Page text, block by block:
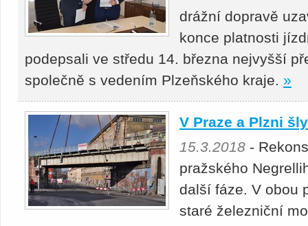
drážní dopravě
konce platnosti
podepsali ve středu 14. března nejvyšší
společně s vedením Plzeňského kraje. »
V Praze a Plzni
15.3.2018 -
pražského
další fáze. V obou
staré železniční